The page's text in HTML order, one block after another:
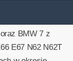
BMW 7 z
E67 N62 N62T